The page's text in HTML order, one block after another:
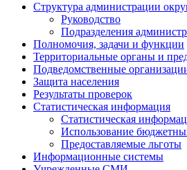
Структура администрации
Руководство
Подразделения
Полномочия, задачи и функции
Территориальные органы и
Подведомственные
Защита населения
Результаты проверок
Статистическая информация
Статистическая
Использование
Предоставляемые льготы
Информационные системы